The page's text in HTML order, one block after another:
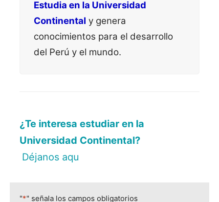
Estudia en la Universidad
Continental y genera
conocimientos para el desarrollo
del Perú y el mundo.
¿Te interesa estudiar en la
Universidad Continental?
Déjanos aquí tus da
"*" señala los campos obligatorios